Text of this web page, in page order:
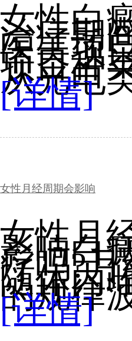
女性白
治疗期
医美项
项目种
从光电
[详情]
女性月经周期会影响
女性月
影响白
疗吗?
随体内
的规律
[详情]